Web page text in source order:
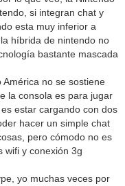
si integran chat y
esta muy inferior a
híbrida de nintendo no
bastante mascada
no se sostiene
la consola es para jugar
estar cargando con dos
hacer un simple chat
pero cómodo no es
wifi y conexión 3g
yo muchas veces por